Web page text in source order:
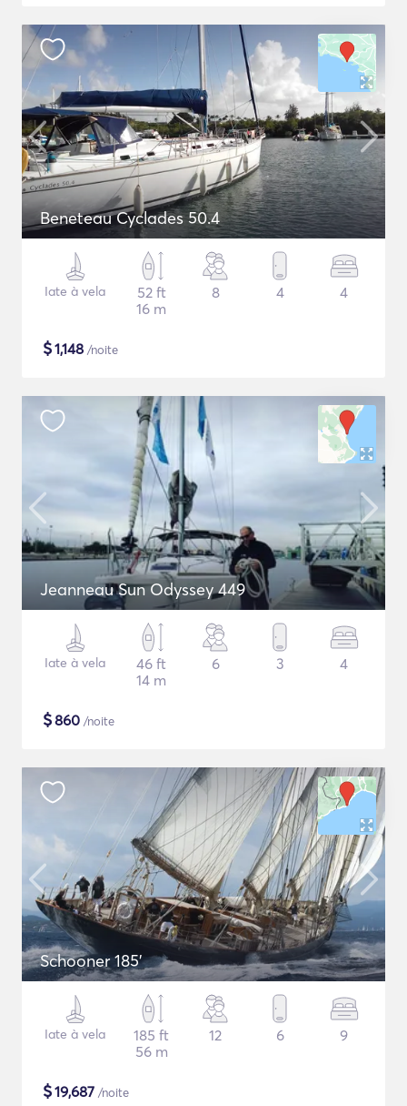
Beneteau Cyclades 50.4
Iate à vela
52 ft
16 m
8 4 4
$1,148 /noite
Jeanneau Sun Odyssey 449
Iate à vela
46 ft
14 m
6 3 4
$860 /noite
Schooner 185'
Iate à vela
185 ft
56 m
12 6 9
$19,687 /noite